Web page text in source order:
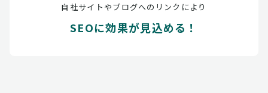
自社サイトやブログへのリンクにより
SEOに効果が見込める！